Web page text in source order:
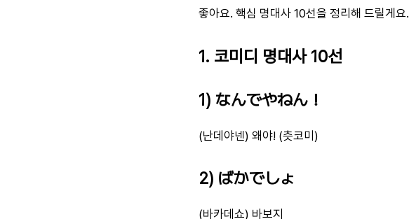
좋아요. 핵심 명대사 10선을 정리해 드릴게요.
1. 코미디 명대사 10선
1) なんでやねん！
(난데야넨) 왜야! (츳코미)
2) ばかでしょ
(바카데쇼) 바보지